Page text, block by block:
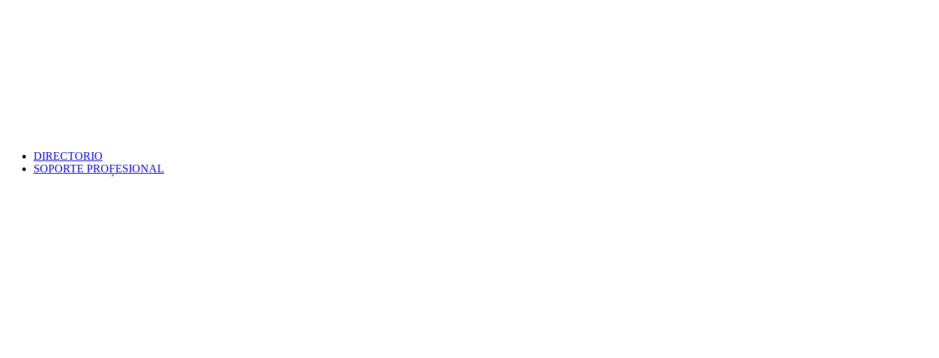
DIRECTORIO
SOPORTE PROFESIONAL